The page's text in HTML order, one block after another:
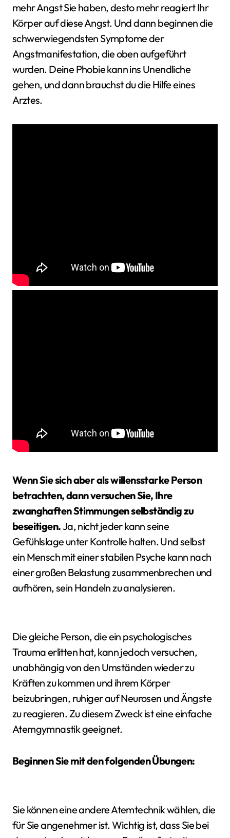
mehr Angst Sie haben, desto mehr reagiert Ihr
Körper auf diese Angst. Und dann beginnen die
schwerwiegendsten Symptome der
Angstmanifestation, die oben aufgeführt
wurden. Deine Phobie kann ins Unendliche
gehen, und dann brauchst du die Hilfe eines
Arztes.
Wenn Sie sich aber als willensstarke Person
betrachten, dann versuchen Sie, Ihre
zwanghaften Stimmungen selbständig zu
beseitigen.Ja, nicht jeder kann seine
Gefühlslage unter Kontrolle halten. Und selbst
ein Mensch mit einer stabilen Psyche kann nach
einer großen Belastung zusammenbrechen und
aufhören, sein Handeln zu analysieren.
Die gleiche Person, die ein psychologisches
Trauma erlitten hat, kann jedoch versuchen,
unabhängig von den Umständen wieder zu
Kräften zu kommen und ihrem Körper
beizubringen, ruhiger auf Neurosen und Ängste
zu reagieren. Zu diesem Zweck ist eine einfache
Atemgymnastik geeignet.
Beginnen Sie mit den folgenden Übungen:
Sie können eine andere Atemtechnik wählen, die
für Sie angenehmer ist. Wichtig ist, dass Sie bei